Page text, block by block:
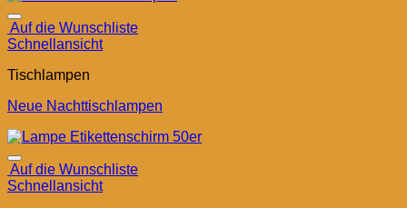
Auf die Wunschliste
Schnellansicht
Tischlampen
Neue Nachttischlampen
Auf die Wunschliste
Schnellansicht